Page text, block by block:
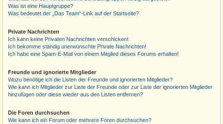
Was ist eine Hauptgruppe?
Was bedeutet der „Das Team“-Link auf der Startseite?
Private Nachrichten
Ich kann keine Privaten Nachrichten verschicken!
Ich bekomme ständig unerwünschte Private Nachrichten!
Ich habe eine Spam-E-Mail von einem Mitglied dieses Forums erhalten!
Freunde und ignorierte Mitglieder
Wozu benötige ich die Listen der Freunde und ignorierten Mitglieder?
Wie kann ich Mitglieder zur Liste der Freunde oder zur Liste der ignorierten Mitglieder
hinzufügen oder diese wieder aus den Listen entfernen?
Die Foren durchsuchen
Wie kann ich ein Forum oder mehrere Foren durchsuchen?